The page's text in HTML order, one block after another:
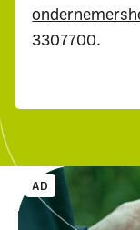
3307700.
AD